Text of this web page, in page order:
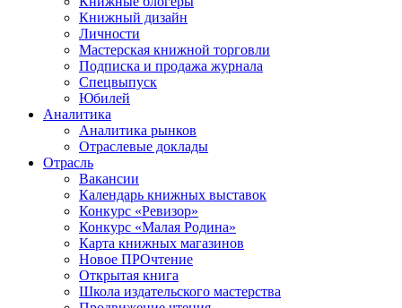
Книжный дизайн
Личности
Мастерская книжной торговли
Подписка и продажа журнала
Спецвыпуск
Юбилей
Аналитика
Аналитика рынков
Отраслевые доклады
Отрасль
Вакансии
Календарь книжных выставок
Конкурс «Ревизор»
Конкурс «Малая Родина»
Карта книжных магазинов
Новое ПРОчтение
Открытая книга
Школа издательского мастерства